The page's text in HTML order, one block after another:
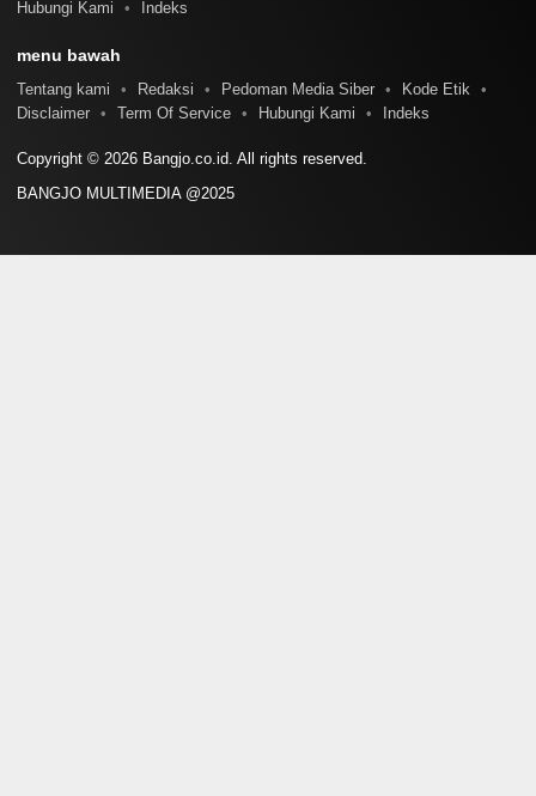
Hubungi Kami
Indeks
menu bawah
Tentang kami Redaksi Pedoman Media Siber
Kode Etik
Disclaimer
Term Of Service Hubungi Kami Indeks
Copyright © 2026 Bangjo.co.id. All rights reserved.
BANGJO MULTIMEDIA @2025